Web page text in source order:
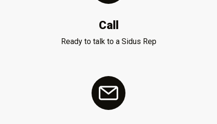
Call
Ready to talk to a Sidus Rep